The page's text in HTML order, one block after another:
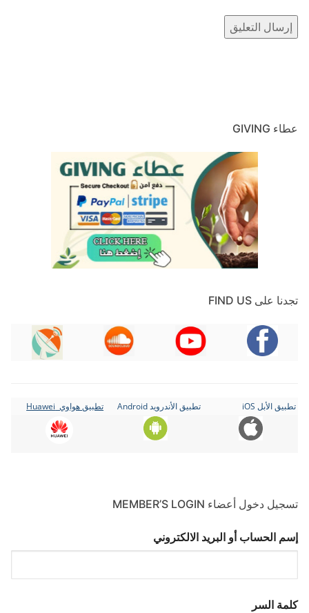
عطاء GIVING
تجدنا على FIND US
تطبيق الأبل iOS تطبيق الأندرويد Android تطبيق هواوي Huawei
تسجيل دخول أعضاء MEMBER’S LOGIN
إسم الحساب أو البريد الالكتروني
كلمة السر